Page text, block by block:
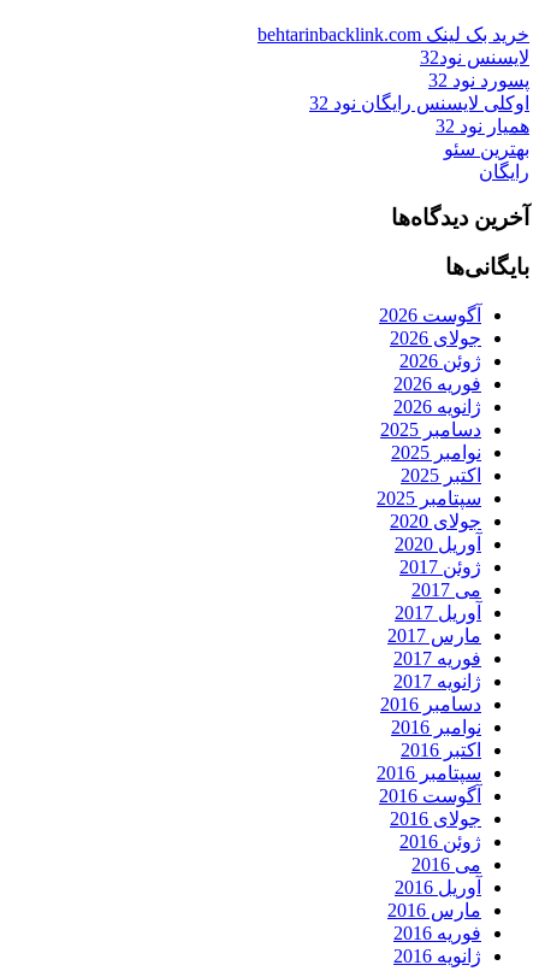
خرید بک لینک behtarinbacklink.com
لایسنس نود32
پسورد نود 32
اوکلی لایسنس رایگان نود 32
همیار نود 32
بهترین سئو
رایگان
آخرین دیدگاه‌ها
بایگانی‌ها
آگوست 2026
جولای 2026
ژوئن 2026
فوریه 2026
ژانویه 2026
دسامبر 2025
نوامبر 2025
اکتبر 2025
سپتامبر 2025
جولای 2020
آوریل 2020
ژوئن 2017
می 2017
آوریل 2017
مارس 2017
فوریه 2017
ژانویه 2017
دسامبر 2016
نوامبر 2016
اکتبر 2016
سپتامبر 2016
آگوست 2016
جولای 2016
ژوئن 2016
می 2016
آوریل 2016
مارس 2016
فوریه 2016
ژانویه 2016